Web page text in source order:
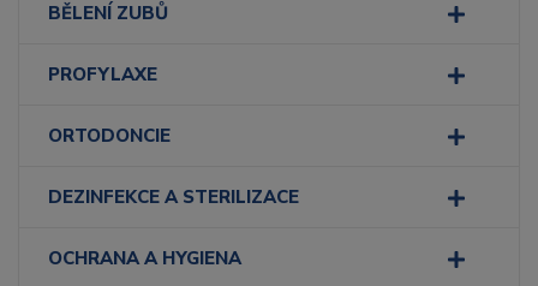
BĚLENÍ ZUBŮ
PROFYLAXE
ORTODONCIE
DEZINFEKCE A STERILIZACE
OCHRANA A HYGIENA